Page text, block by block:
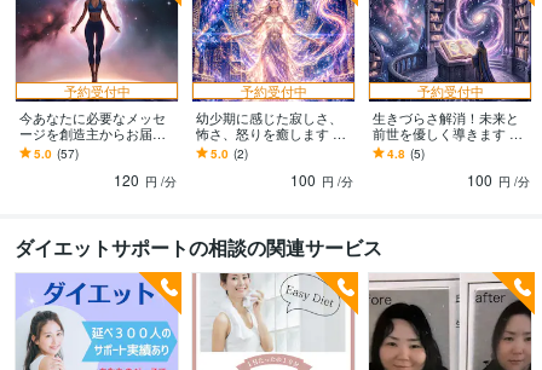
予約受付中
今あなたに必要なメッセ
ージを創造主からお届け
します 体内リーディング
をし浄化します！高次元
からの言葉を伝えます
5.0 (57)
120 円 /分
予約受付中
幼少期に感じた寂しさ、
怖さ、怒りを癒します 両
親へのネガティブな感情
が人間関係や子育てに影
5.0 (2)
100 円 /分
予約受付中
生きづらさ解消！未来と
前世を優しく導きます 生
きづらさの根源を癒し軽
やかに進む未来を一緒に
4.8 (5)
100 円 /分
ダイエットサポートの相談の関連サービス